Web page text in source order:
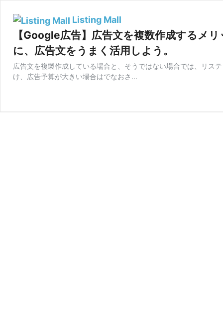
Listing Mall
【Google広告】広告文を複数作成するメ
に、広告文をうまく活用しよう。
広告文を複製作成している場合と、そうではない場合では、リス
け、広告予算が大きい場合はでなおさ...